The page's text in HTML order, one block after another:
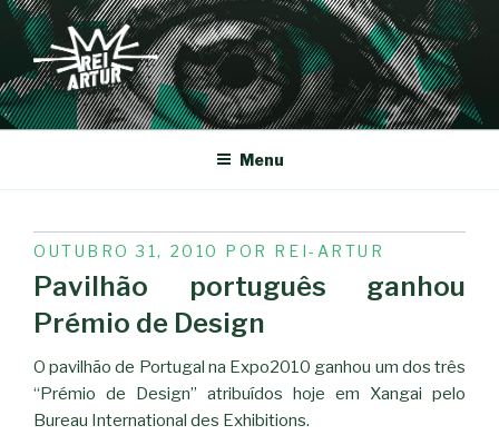
Saltar
para
conteúdo
REI-ARTUR
Menu
PUBLICADO
EM
OUTUBRO 31, 2010 POR REI-ARTUR
Pavilhão português ganhou
Prémio de Design
O pavilhão de Portugal na Expo2010 ganhou um dos três
“Prémio de Design” atribuídos hoje em Xangai pelo
Bureau International des Exhibitions.